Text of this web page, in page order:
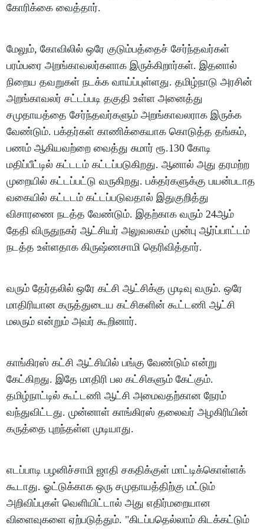
கோரிக்கை வைத்தார்.
மேலும், கோவிலில் ஒரே குடும்பத்தைச் சேர்ந்தவர்கள்
பரம்பரை அறங்காவலர்களாக இருக்கிறார்கள். இதனால்
நிறைய தவறுகள் நடக்க வாய்ப்புள்ளது. தமிழ்நாடு அரசின்
அறங்காவலர் சட்டப்படி தகுதி உள்ள அனைத்து
சமுதாயத்தை சேர்ந்தவர்களும் அறங்காவலராக இருக்க
வேண்டும். பக்தர்கள் காணிக்கையாக கொடுத்த தங்கம்,
பணம் ஆகியவற்றை வைத்து சுமார் ரூ.130 கோடி
மதிப்பீட்டில் கட்டடம் கட்டப்படுகிறது. ஆனால் அது தரமற்ற
முறையில் கட்டப்பட்டு வருகிறது. பக்தர்களுக்கு பயன்படாத
வகையில் கட்டடம் கட்டப்படுவதால் இதுகுறித்து
விசாரணை நடத்த வேண்டும். இதற்காக வரும் 24ஆம்
தேதி விருதுநகர் ஆட்சியர் அலுவலகம் முன்பு ஆர்ப்பாட்டம்
நடத்த உள்ளதாக கிருஷ்ணசாமி தெரிவித்தார்.
வரும் தேர்தலில் ஒரே கட்சி ஆட்சிக்கு முடிவு வரும். ஒரே
மாதிரியான கருத்துடைய கட்சிகளின் கூட்டணி ஆட்சி
மலரும் என்றும் அவர் கூறினார்.
காங்கிரஸ் கட்சி ஆட்சியில் பங்கு வேண்டும் என்று
கேட்கிறது. இதே மாதிரி பல கட்சிகளும் கேட்கும்.
தமிழ்நாட்டில் கூட்டணி ஆட்சி அமைவதற்கான நேரம்
வந்துவிட்டது. முன்னாள் காங்கிரஸ் தலைவர் அழகிரியின்
கருத்தை புறந்தள்ள முடியாது.
எடப்பாடி பழனிச்சாமி ஜாதி சகதிக்குள் மாட்டிக்கொள்ளக்
கூடாது. ஓட்டுக்காக ஒரு சமுதாயத்திற்கு மட்டும்
அறிவிப்புகள் வெளியிட்டால் அது எதிர்மறையான
விளைவுகளை ஏற்படுத்தும். "கிடப்பதெல்லாம் கிடக்கட்டும்